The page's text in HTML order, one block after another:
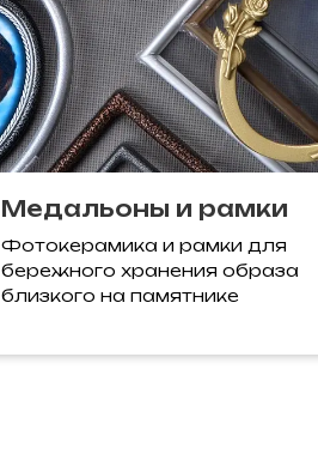
Медальоны и рамки
Фотокерамика и рамки для
бережного хранения образа
близкого на памятнике